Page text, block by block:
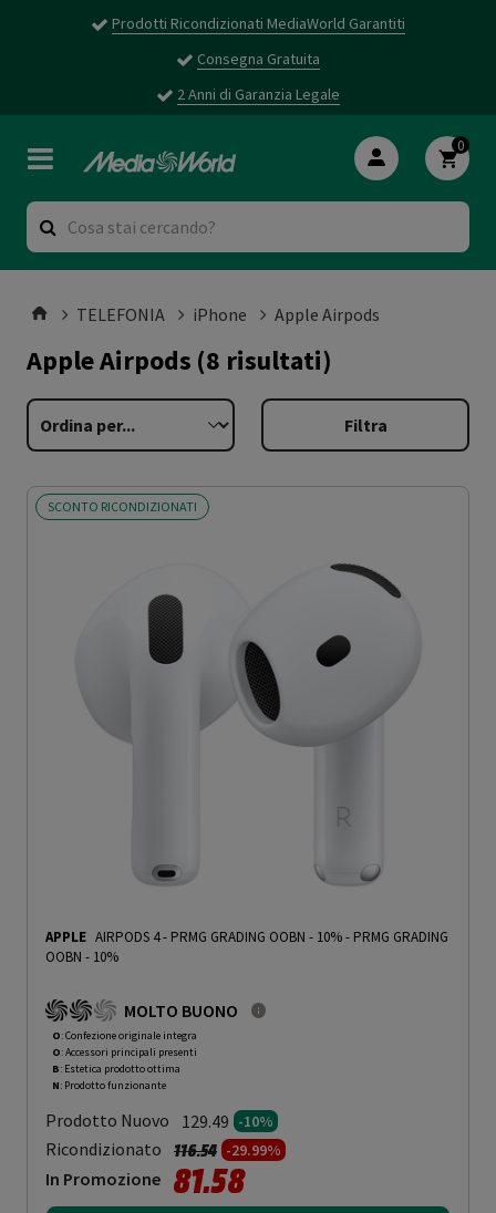
Prodotti Ricondizionati MediaWorld Garantiti
Consegna Gratuita
2 Anni di Garanzia Legale
0
TELEFONIA iPhone Apple Airpods
Apple Airpods (8 risultati)
Filtra
SCONTO RICONDIZIONATI
APPLE AIRPODS 4 - PRMG GRADING OOBN - 10%- PRMG GRADING
OOBN - 10%
MOLTO BUONO
O: Confezione originale integra
O: Accessori principali presenti
B: Estetica prodotto ottima
N: Prodotto funzionante
Prodotto Nuovo 129.49 -10%
Ricondizionato Prezzo ridotto da
116.54a-29.99%
In Promozione 81.58